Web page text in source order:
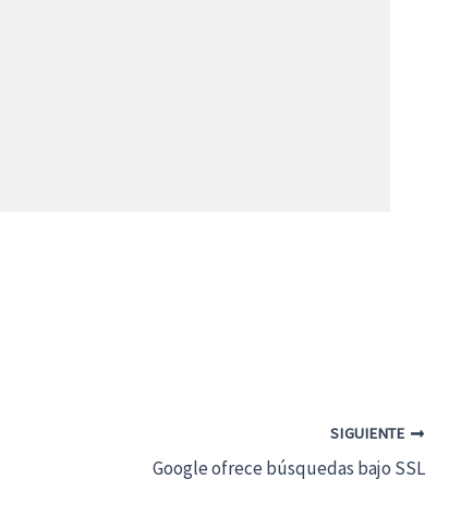
SIGUIENTE
Google ofrece búsquedas bajo SSL